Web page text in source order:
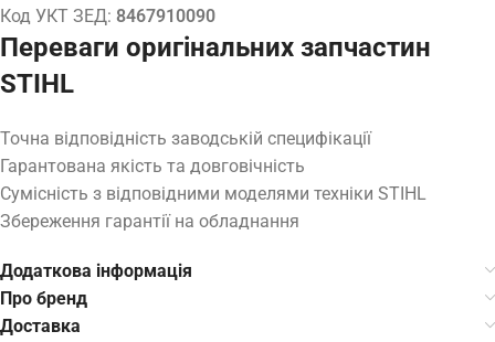
Код УКТ ЗЕД: 8467910090
Переваги оригінальних запчастин
STIHL
Точна відповідність заводській специфікації
Гарантована якість та довговічність
Сумісність з відповідними моделями техніки STIHL
Збереження гарантії на обладнання
Додаткова інформація
Про бренд
Доставка